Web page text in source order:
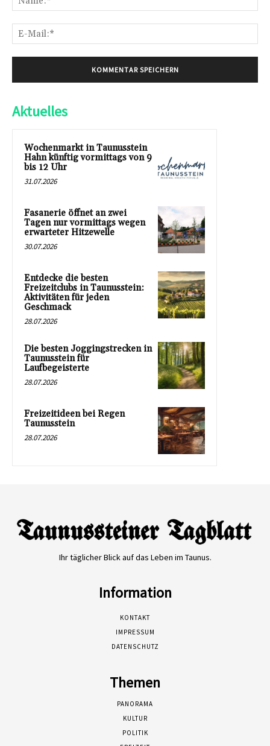
Aktuelles
Wochenmarkt in Taunusstein
Hahn künftig vormittags von 9
bis 12 Uhr
31.07.2026
Fasanerie öffnet an zwei
Tagen nur vormittags wegen
erwarteter Hitzewelle
30.07.2026
Entdecke die besten
Freizeitclubs in Taunusstein:
Aktivitäten für jeden
Geschmack
28.07.2026
Die besten Joggingstrecken in
Taunusstein für
Laufbegeisterte
28.07.2026
Freizeitideen bei Regen
Taunusstein
28.07.2026
Ihr täglicher Blick auf das Leben im Taunus.
Information
KONTAKT
IMPRESSUM
DATENSCHUTZ
Themen
PANORAMA
KULTUR
POLITIK